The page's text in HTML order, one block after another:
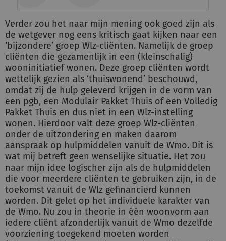
Verder zou het naar mijn mening ook goed zijn als
de wetgever nog eens kritisch gaat kijken naar een
‘bijzondere’ groep Wlz-cliënten. Namelijk de groep
cliënten die gezamenlijk in een (kleinschalig)
wooninitiatief wonen. Deze groep cliënten wordt
wettelijk gezien als ‘thuiswonend’ beschouwd,
omdat zij de hulp geleverd krijgen in de vorm van
een pgb, een Modulair Pakket Thuis of een Volledig
Pakket Thuis en dus niet in een Wlz-instelling
wonen. Hierdoor valt deze groep Wlz-cliënten
onder de uitzondering en maken daarom
aanspraak op hulpmiddelen vanuit de Wmo. Dit is
wat mij betreft geen wenselijke situatie. Het zou
naar mijn idee logischer zijn als de hulpmiddelen
die voor meerdere cliënten te gebruiken zijn, in de
toekomst vanuit de Wlz gefinancierd kunnen
worden. Dit gelet op het individuele karakter van
de Wmo. Nu zou in theorie in één woonvorm aan
iedere cliënt afzonderlijk vanuit de Wmo dezelfde
voorziening toegekend moeten worden